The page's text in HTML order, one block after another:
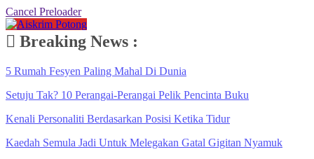
Cancel Preloader
Breaking News :
5 Rumah Fesyen Paling Mahal Di Dunia
Setuju Tak? 10 Perangai-Perangai Pelik Pencinta Buku
Kenali Personaliti Berdasarkan Posisi Ketika Tidur
Kaedah Semula Jadi Untuk Melegakan Gatal Gigitan Nyamuk